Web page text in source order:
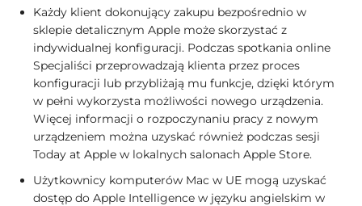
Każdy klient dokonujący zakupu bezpośrednio w
sklepie detalicznym Apple może skorzystać z
indywidualnej konfiguracji. Podczas spotkania online
Specjaliści przeprowadzają klienta przez proces
konfiguracji lub przybliżają mu funkcje, dzięki którym
w pełni wykorzysta możliwości nowego urządzenia.
Więcej informacji o rozpoczynaniu pracy z nowym
urządzeniem można uzyskać również podczas sesji
Today at Apple w lokalnych salonach Apple Store.
Użytkownicy komputerów Mac w UE mogą uzyskać
dostęp do Apple Intelligence w języku angielskim w